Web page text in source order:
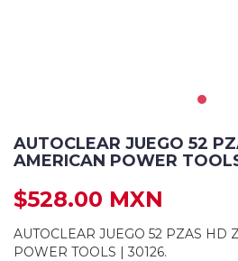
AUTOCLEAR JUEGO 52
AMERICAN POWER
$528.00 MXN
AUTOCLEAR JUEGO 52 PZAS HD
POWER TOOLS | 30126.